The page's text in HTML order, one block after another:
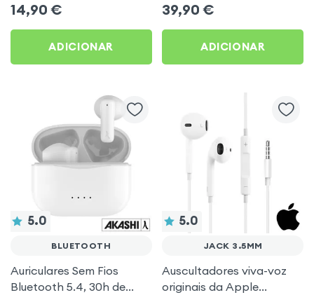
14,90 €
ADICIONAR
39,90 €
ADICIONAR
5.0
BLUETOOTH
Auriculares Sem Fios
Bluetooth 5.4, 30h de
5.0
JACK 3.5MM
Auscultadores viva-voz
originais da Apple